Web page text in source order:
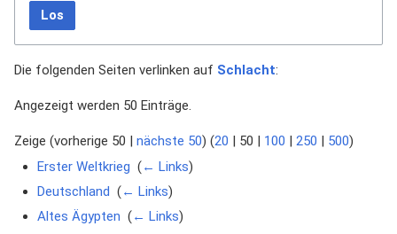
Los
Die folgenden Seiten verlinken auf Schlacht:
Angezeigt werden 50 Einträge.
Zeige (vorherige 50 nächste 50) (20 50 100 250 500)
Erster Weltkrieg (← Links)
Deutschland (← Links)
Altes Ägypten (← Links)